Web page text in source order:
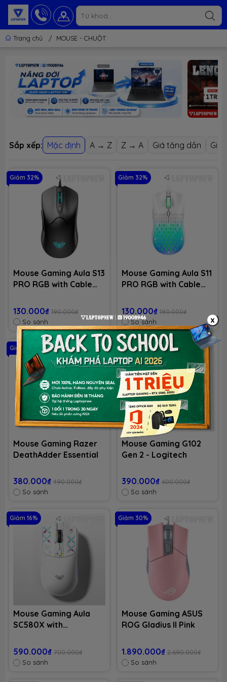
Trang chủ / MOUSE - CHUỘT
Sắp xếp: Mặc định A → Z Z → A Giá tăng dần Giá
Giảm 32%
Mouse Gaming Aula S13
PRO RGB with Cable
130.000₫ 190.000₫
So sánh
Giảm 32%
Mouse Gaming Aula S11
PRO RGB with Cable
130.000₫ 190.000₫
So sánh
Giảm 22%
Mouse Gaming Razer
DeathAdder Essential
380.000₫ 490.000₫
So sánh
Giảm 35%
Mouse Gaming G102
Gen 2 - Logitech
390.000₫ 600.000₫
So sánh
Giảm 16%
Mouse Gaming Aula
SC580X with
and Cable USB
590.000₫ 700.000₫
So sánh
Giảm 30%
Mouse Gaming ASUS
ROG Gladius II Pink
1.890.000₫ 2.690.000₫
So sánh
x